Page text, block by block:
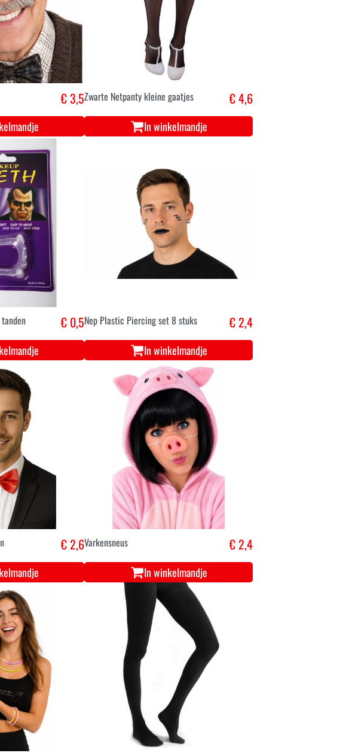
€ 3,5Zwarte Netpanty kleine gaatjes € 4,6
In winkelmandje
€ 0,5Nep Plastic Piercing set 8 stuks € 2,4
In winkelmandje
€ 2,6Varkensneus € 2,4
In winkelmandje